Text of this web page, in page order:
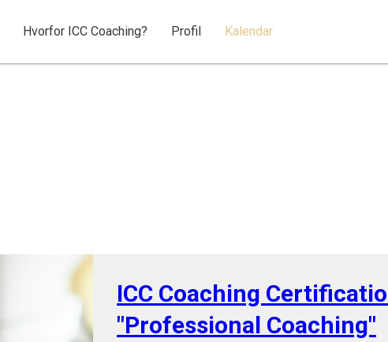
Hvorfor ICC Coaching? Profil Kalendar
ICC Coaching
"Professional Coaching"